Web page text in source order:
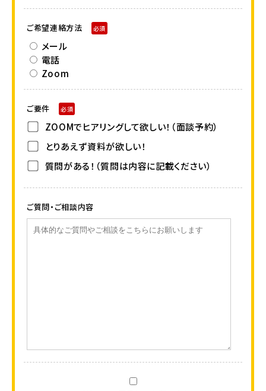
ご希望連絡方法 必須
メール
電話
Zoom
ご要件 必須
ZOOMでヒアリングして欲しい！（面談予約）
とりあえず資料が欲しい！
質問がある！（質問は内容に記載ください）
ご質問・ご相談内容